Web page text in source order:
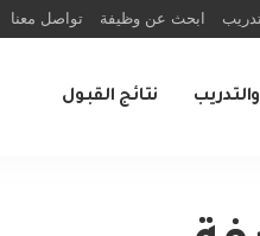
ابحث عن وظيفة تواصل معنا
نتائج القبول